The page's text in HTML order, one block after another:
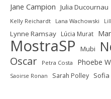
Jane Campion Julia Ducournau
Kelly Reichardt Lana Wachowski
Lynne Ramsay Lúcia Murat
MostraSP Mubi
Oscar Petra Costa Phoebe
Saoirse Ronan Sarah Polley